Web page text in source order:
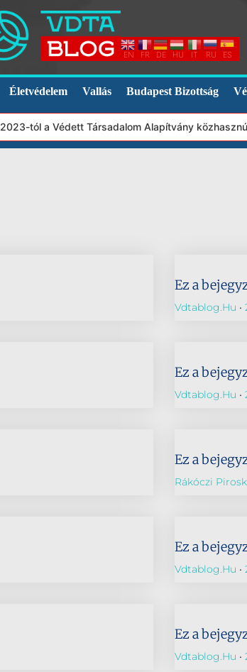
EN FR DE HU IT RU ES
Életvédelem Vallás Budapest Bizottság
tól a Védett Társadalom Alapítvány
Ez a
Vdtablog.hu
Ez a
Vdtablog.hu
Ez a
Rákóczi
Ez a
Vdtablog.hu
Ez a
Vdtablog.hu